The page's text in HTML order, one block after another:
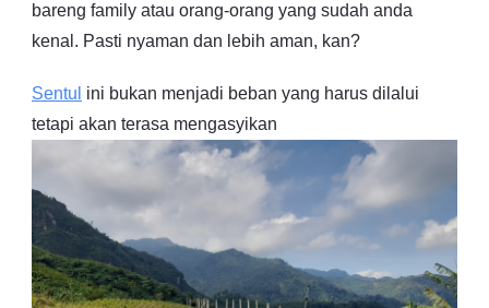
bareng family atau orang-orang yang sudah anda
kenal. Pasti nyaman dan lebih aman, kan?
Sentul ini bukan menjadi beban yang harus dilalui
tetapi akan terasa mengasyikan